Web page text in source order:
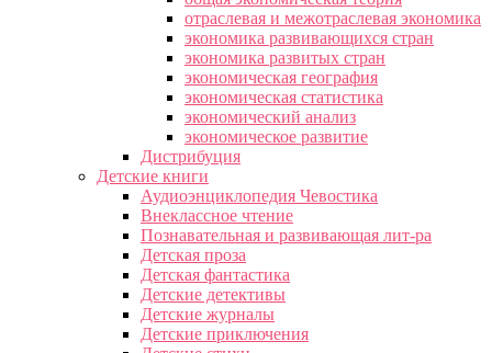
отраслевая и межотраслевая экономика
экономика развивающихся стран
экономика развитых стран
экономическая география
экономическая статистика
экономический анализ
экономическое развитие
Дистрибуция
Детские книги
Аудиоэнциклопедия Чевостика
Внеклассное чтение
Познавательная и развивающая лит-ра
Детская проза
Детская фантастика
Детские детективы
Детские журналы
Детские приключения